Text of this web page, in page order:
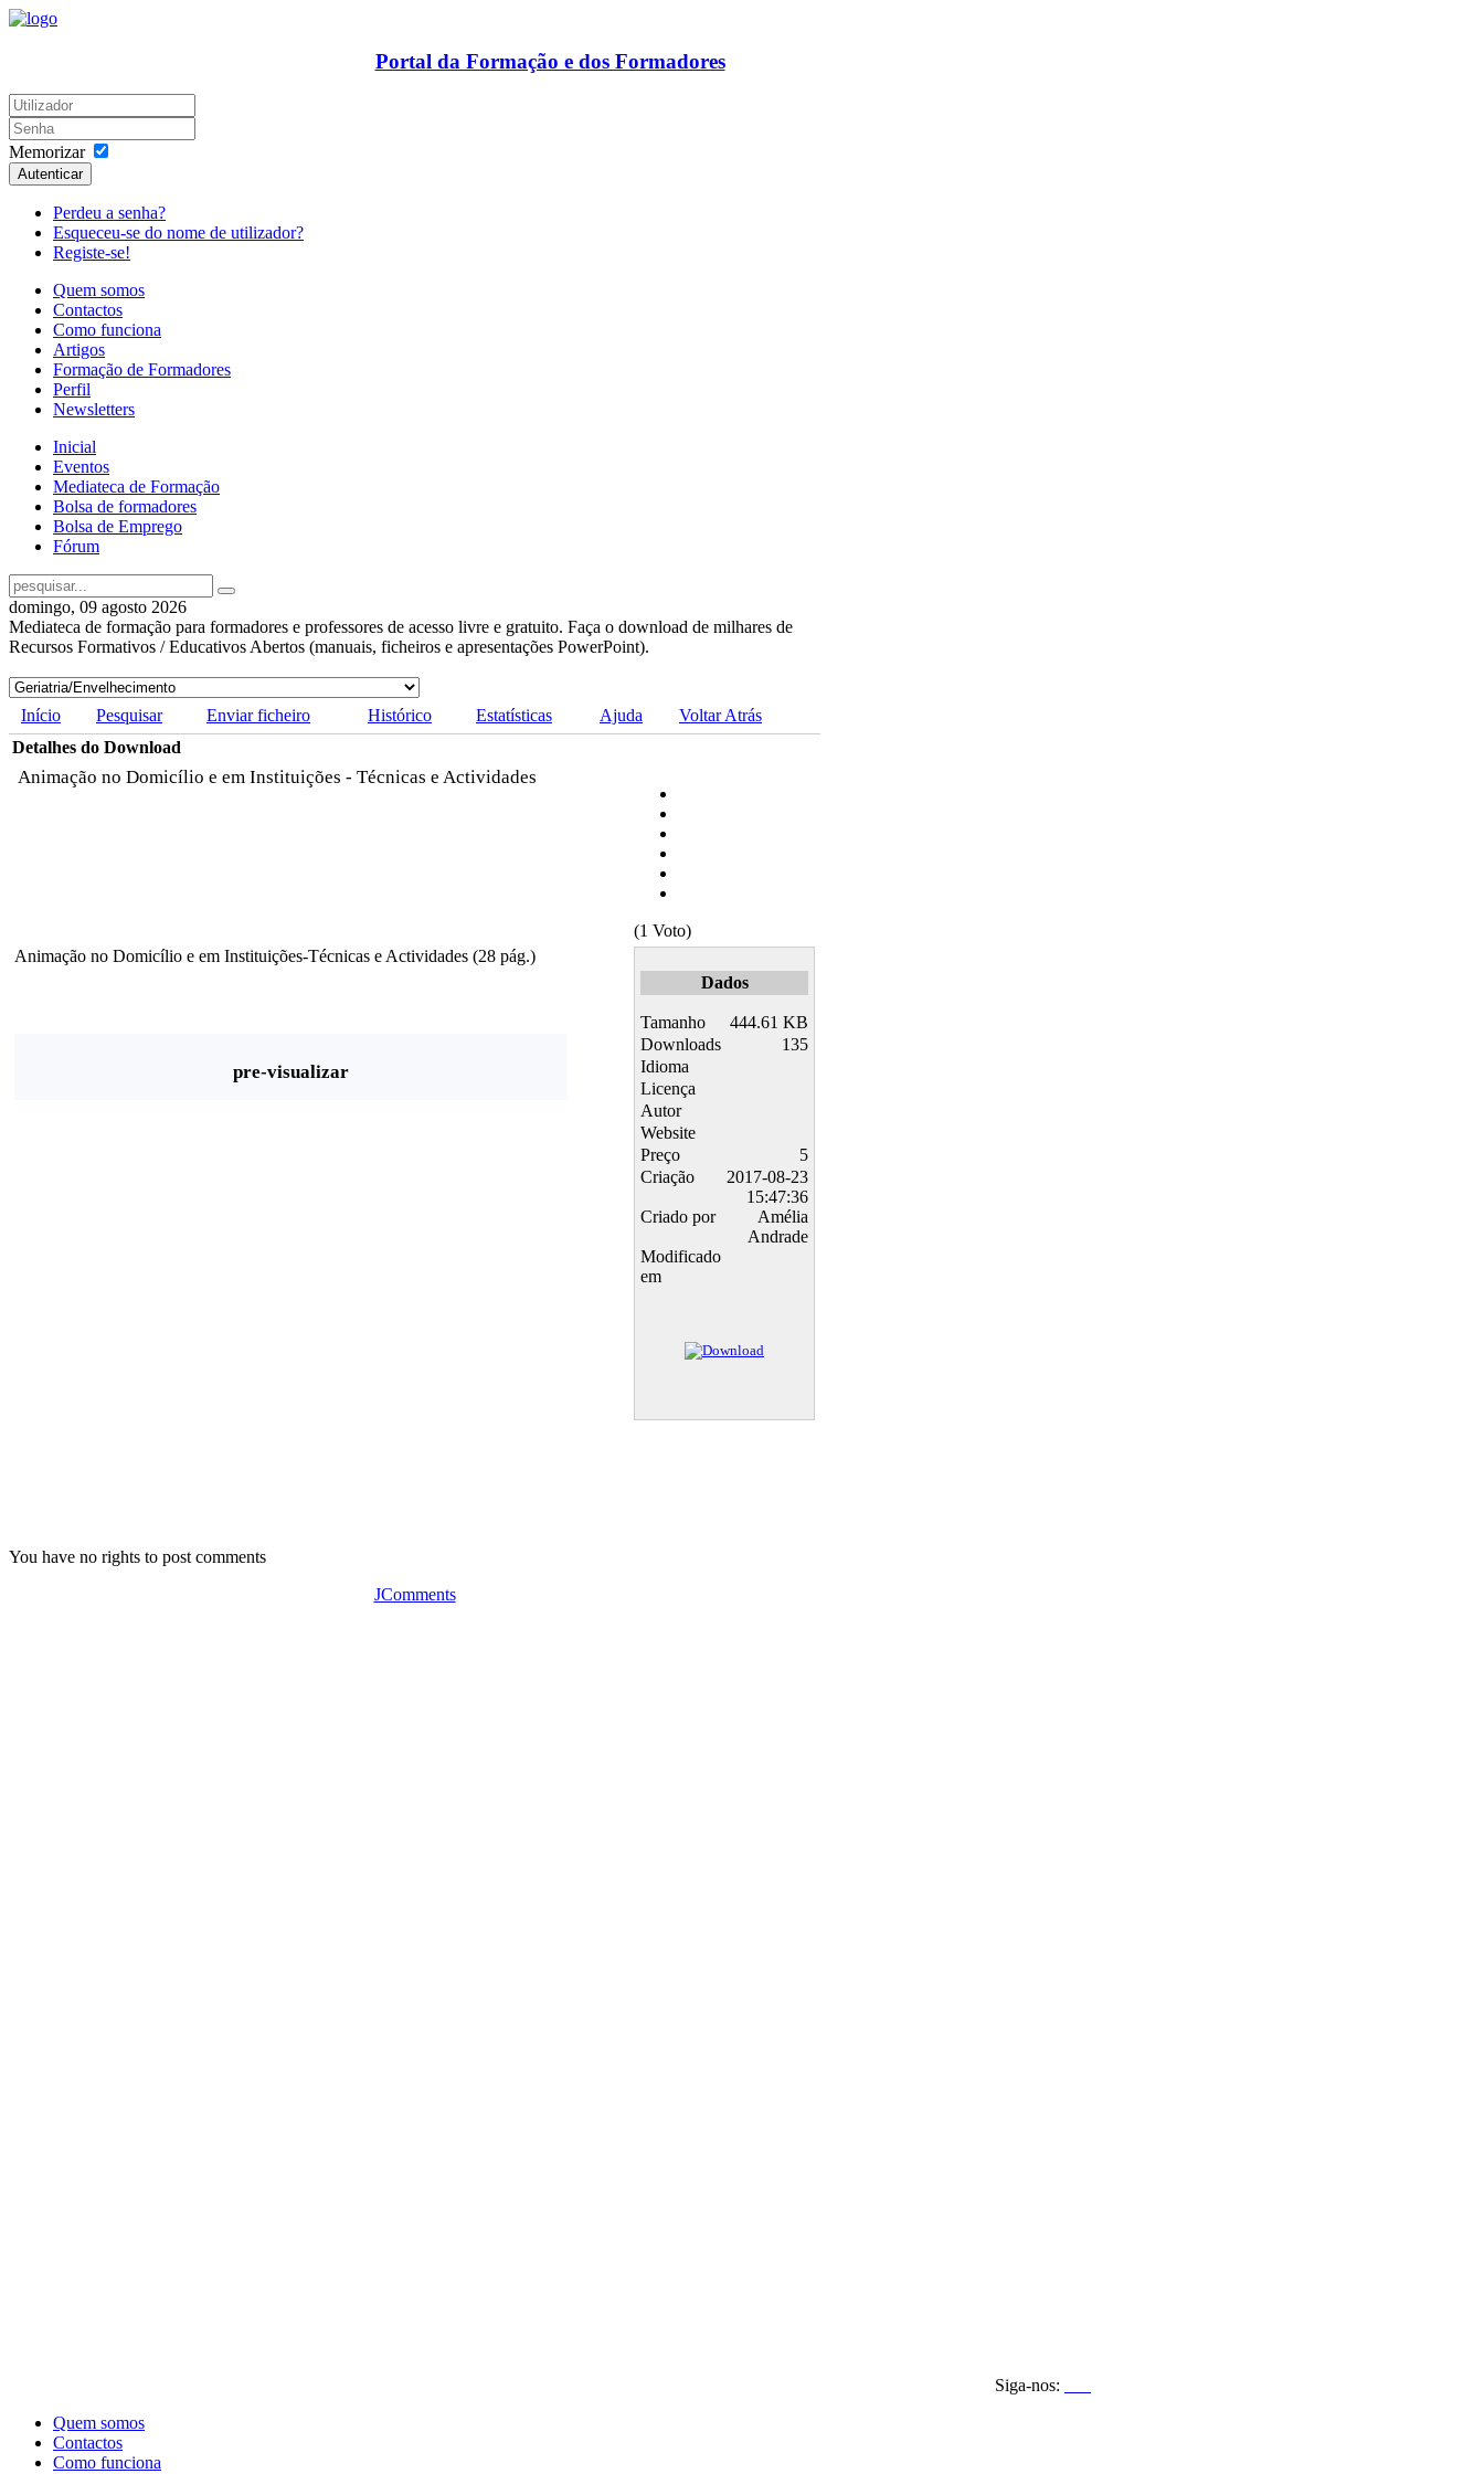
Portal da Formação e dos Formadores
Memorizar
Autenticar
Perdeu a senha?
Esqueceu-se do nome de utilizador?
Registe-se!
Quem somos
Contactos
Como funciona
Artigos
Formação de Formadores
Perfil
Newsletters
Inicial
Eventos
Mediateca de Formação
Bolsa de formadores
Bolsa de Emprego
Fórum
domingo, 09 agosto 2026
Mediateca de formação para formadores e professores de acesso livre e gratuito. Faça o download de milhares de
Recursos Formativos / Educativos Abertos (manuais, ficheiros e apresentações PowerPoint).
Início Pesquisar Enviar ficheiro Histórico Estatísticas Ajuda
Voltar Atrás
Detalhes do Download
Animação no Domicílio e em Instituições - Técnicas e Actividades
(1 Voto)
Animação no Domicílio e em Instituições-Técnicas e Actividades (28 pág.)
pre-visualizar
Dados
Tamanho
444.61 KB
Downloads
135
Idioma
Licença
Autor
Website
Preço
5
Criação
2017-08-23
15:47:36
Criado por
Amélia
Andrade
Modificado
em
You have no rights to post comments
JComments
Siga-nos:
Quem somos
Contactos
Como funciona